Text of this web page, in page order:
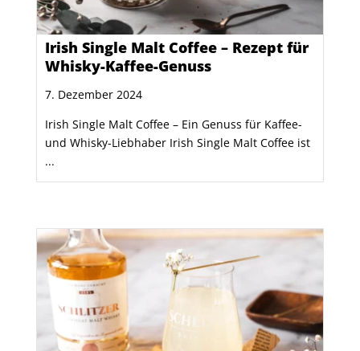
Irish Single Malt Coffee – Rezept für
Whisky-Kaffee-Genuss
7. Dezember 2024
Irish Single Malt Coffee – Ein Genuss für Kaffee-
und Whisky-Liebhaber Irish Single Malt Coffee ist
...